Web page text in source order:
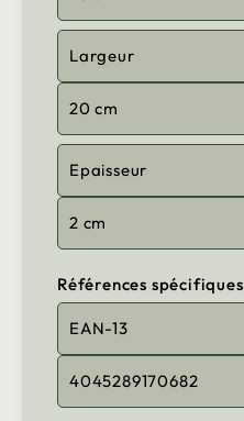
Largeur
20 cm
Epaisseur
2 cm
Références spécifiques
EAN-13
4045289170682